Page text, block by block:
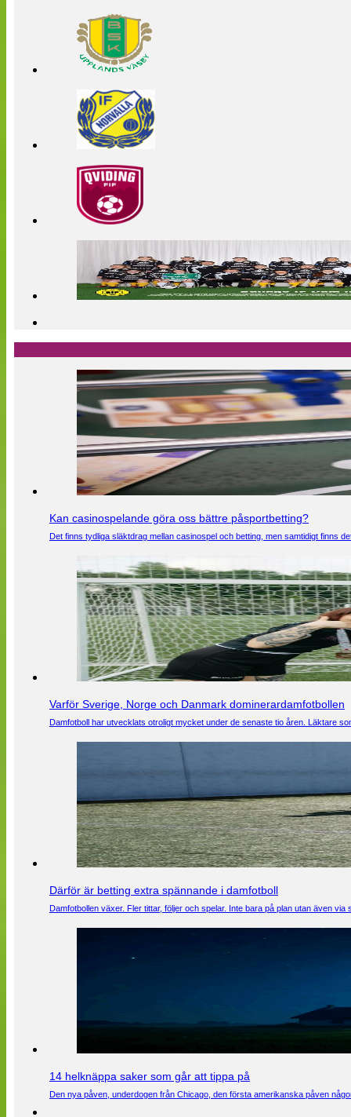
Kan casinospelande göra oss bättre påsportbetting?
Det finns tydliga släktdrag mellan casinospel och betting, men samtidigt finns
Varför Sverige, Norge och Danmark dominerardamfotbollen
Damfotboll har utvecklats otroligt mycket under de senaste tio åren. Läktare
Därför är betting extra spännande i damfotboll
Damfotbollen växer. Fler tittar, följer och spelar. Inte bara på plan utan även
14 helknäppa saker som går att tippa på
Den nya påven, underdogen från Chicago, den första amerikanska påven